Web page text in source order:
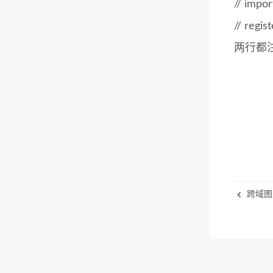
//
//
两行都
跨域